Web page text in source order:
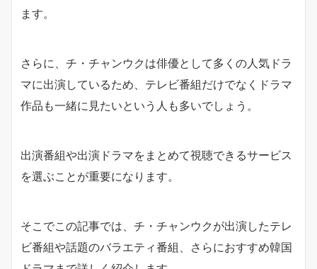
ます。
さらに、チ・チャンウクは俳優として多くの人気ドラ
マに出演しているため、テレビ番組だけでなくドラマ
作品も一緒に見たいという人も多いでしょう。
出演番組や出演ドラマをまとめて視聴できるサービス
を選ぶことが重要になります。
そこでこの記事では、チ・チャンウクが出演したテレ
ビ番組や話題のバラエティ番組、さらにおすすめ韓国